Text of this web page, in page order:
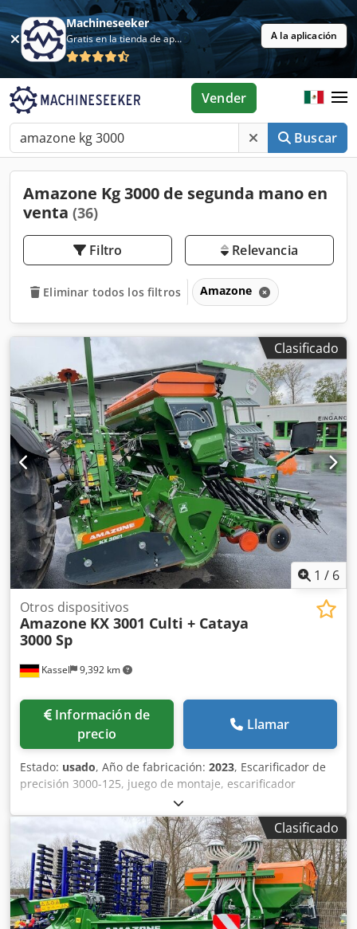
Machineseeker
Gratis en la tienda de aplicaciones A la aplicación
Buscar
Vender
Amazone Kg 3000 de segunda mano en
venta (36)
Filtro Relevancia
Eliminar todos los filtros Amazone
Clasificado
1 / 6
Kassel 9,392 km
Otros dispositivos
Amazone KX 3001 Culti + Cataya
3000 Sp
Información de
precio
Llamar
Estado: usado, Año de fabricación: 2023, Escarificador de
precisión 3000-125, juego de montaje, escarificador
ajustable. Marcador de surcos adicional / electrónico 3000
AmaDrill 2 para Cataya. Sensor de radar / internacional.
Sensor analógico de posición de trabajo. Conmutación
electrónica de rodadas / válvula de control y rodado
hidráulico. Chodpjtgpggjfx Alysa
Clasificado